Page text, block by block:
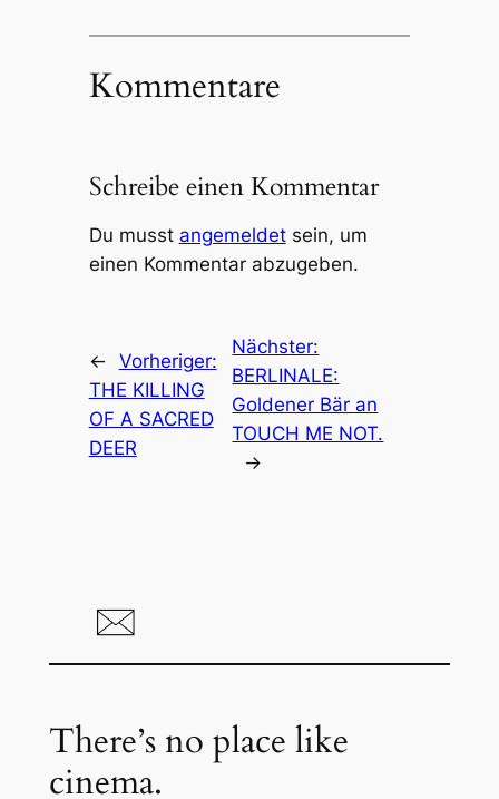
Kommentare
Schreibe einen Kommentar
Du musst angemeldetsein, um
einen Kommentar abzugeben.
← Vorheriger:
THE KILLING
OF A SACRED
DEER
Nächster:
BERLINALE:
Goldener Bär an
TOUCH ME NOT.
→
There’s no place like
cinema.